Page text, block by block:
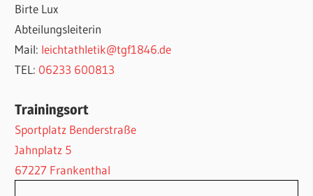
Birte Lux
Abteilungsleiterin
Mail: leichtathletik@tgf1846.de
TEL: 06233 600813
Trainingsort
Sportplatz Benderstraße
Jahnplatz 5
67227 Frankenthal